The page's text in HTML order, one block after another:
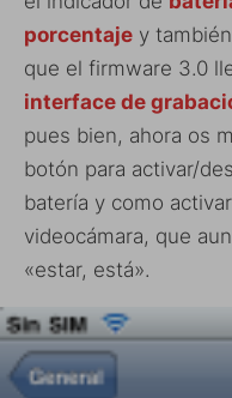
porcentaje y
que el firmware 3.0
interface de
pues bien, ahora os
botón para activar/
batería y como
videocámara, que
«estar, está».